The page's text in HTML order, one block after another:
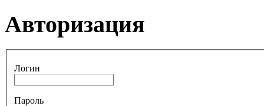
Авторизация
Логин
Пароль